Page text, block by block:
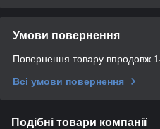
Умови повернення
Повернення товару впродовж
Всі умови повернення
Подібні товари компанії